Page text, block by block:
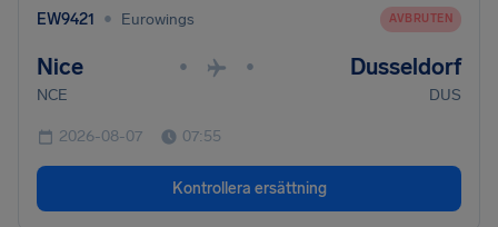
EW9421 • Eurowings AVBRUTEN
Nice • • Dusseldorf
NCE DUS
2026-08-07 07:55
Kontrollera ersättning